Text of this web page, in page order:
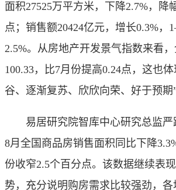
面积27525万平方米，下降2.7%，降
点；销售额20424亿元，增长0.3%
2.5%。从房地产开发景气指数来看
100.33，比7月份提高0.24点，这也
谷、逐渐复苏、欣欣向荣、好于预期
易居研究院智库中心研究总监严
8月全国商品房销售面积同比下降
份收窄2.5个百分点。该数据继续表
势，充分说明购房需求比较强劲，